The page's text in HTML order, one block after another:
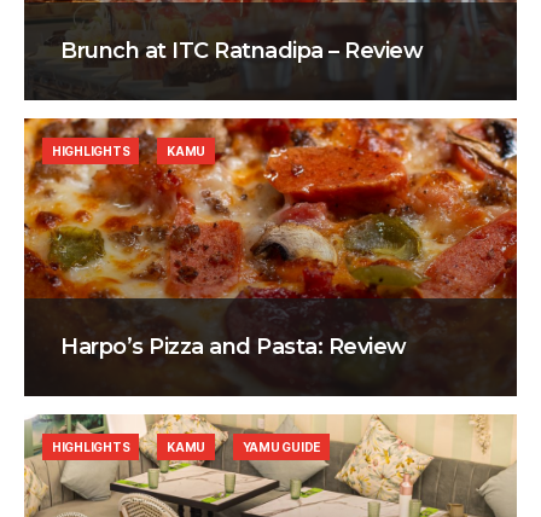
Brunch at ITC Ratnadipa – Review
Harpo’s Pizza and Pasta: Review
HIGHLIGHTS KAMU
HIGHLIGHTS KAMU YAMU GUIDE